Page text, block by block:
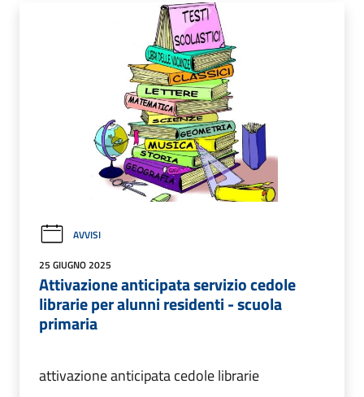
AVVISI
25 GIUGNO 2025
Attivazione anticipata servizio cedole
librarie per alunni residenti - scuola
primaria
attivazione anticipata cedole librarie